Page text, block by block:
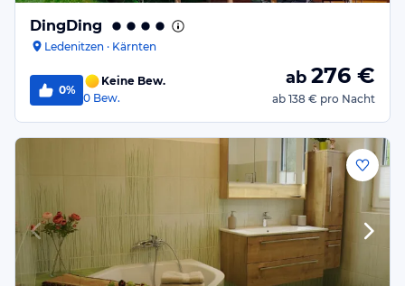
DingDing
Ledenitzen · Kärnten
0%
Keine Bew.
0 Bew.
ab 276 €
ab 138 € pro Nacht